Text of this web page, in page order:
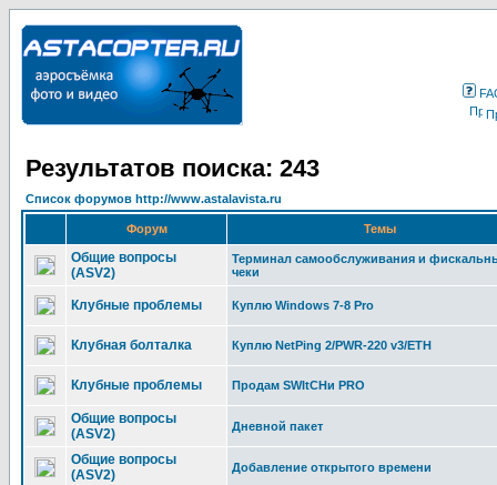
Результатов поиска: 243
Список форумов http://www.astalavista.ru
Форум Темы
Общие вопросы
(ASV2)
Терминал самообслуживания и
чеки
Клубные проблемы Куплю Windows 7-8 Pro
Клубная болталка Куплю NetPing 2/PWR-220 v3/ETH
Клубные проблемы Продам SWItCHи PRO
Общие вопросы
(ASV2)
Дневной пакет
Общие вопросы
(ASV2)
Добавление открытого времени